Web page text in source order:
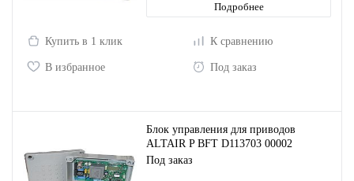
Подробнее
Купить в 1 клик К сравнению
В избранное Под заказ
Блок управления для приводов
ALTAIR P BFT D113703 00002
Под заказ